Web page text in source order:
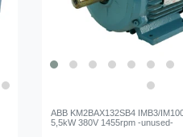
ABB KM2BAX132SB4 IMB3/
5,5kW 380V 1455rpm -unused-